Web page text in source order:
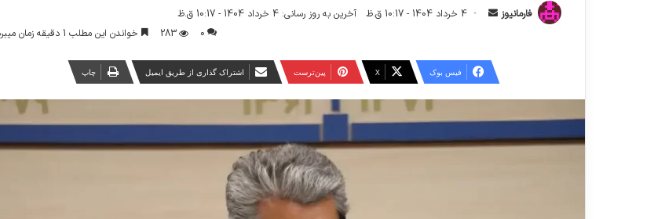
فارمانیوز
ی
م
4 خرداد 1404 - 10:17 ق.ظ
آخرین به روز رسانی: 4 خرداد 1404 - 10:17 ق.ظ
0
283 خواندن این مطلب 1 دقیقه زمان میبرد
فیس بوک X ‫پین‌ترست اشتراک گذاری از طریق ایمیل چاپ